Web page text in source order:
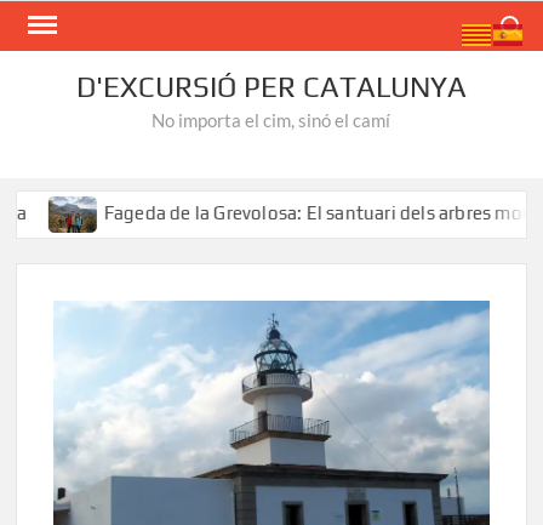
Skip
D'EXCURSIÓ PER CATALUNYA
No importa el cim, sinó el camí
de la Grevolosa: El santuari dels arbres monumentals